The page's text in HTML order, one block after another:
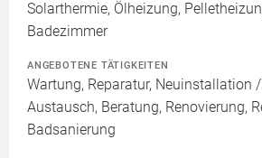
Solarthermie, Ölheizung,
Badezimmer
ANGEBOTENE TÄTIGKEITEN
Wartung, Reparatur, Neuinstallation
Austausch, Beratung, Renovierung,
Badsanierung